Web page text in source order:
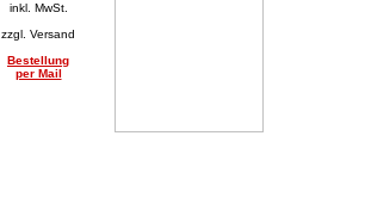
inkl. MwSt.
zzgl. Versand
Bestellung
per Mail